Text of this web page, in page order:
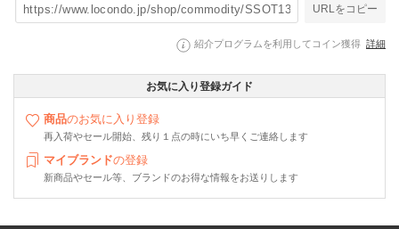
URLをコピー
紹介プログラムを利用してコイン獲得 詳細
お気に入り登録ガイド
商品のお気に入り登録
再入荷やセール開始、残り１点の時にいち早くご連絡します
マイブランドの登録
新商品やセール等、ブランドのお得な情報をお送りします